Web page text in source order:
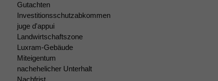
Gutachten
Investitionsschutzabkommen
juge d'appui
Landwirtschaftszone
Luxram-Gebäude
Miteigentum
nachehelicher Unterhalt